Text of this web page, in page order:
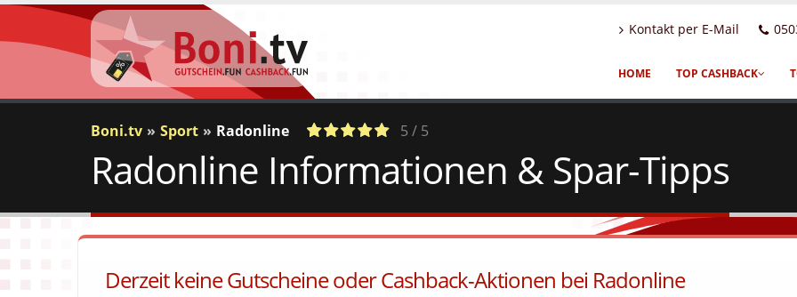
Kontakt per E-Mail
HOME TOP CASHBACK
Boni.tv Sport Radonline
a
c
1
5 / 5
Radonline Informationen & Spar-Tipps
Derzeit keine Gutscheine oder Cashback-Aktionen bei Radonline